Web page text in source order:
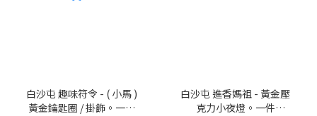
白沙屯 趣味符令 - ( 小馬 )
黃金鑰匙圈 / 掛飾。一件
白沙屯 進香媽祖 - 黃金壓
克力小夜燈。一件